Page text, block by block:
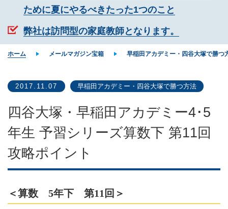
ために夏にやるべきたった1つのこと
弊社は訪問型の家庭教師となります。
ホーム メールマガジン宝箱 早稲田アカデミー・四谷大塚で勝つ
2017.11.07 早稲田アカデミー・四谷大塚で勝つ方法
四谷大塚・早稲田アカデミー4･5
年生 予習シリーズ算数下 第11回
攻略ポイント
＜算数 5年下 第11回＞